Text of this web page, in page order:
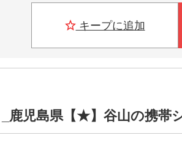
キープに追加
鹿児島県【★】谷山の携帯